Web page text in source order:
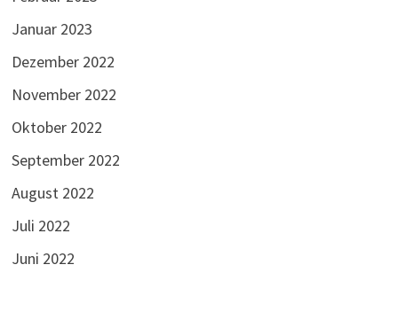
Januar 2023
Dezember 2022
November 2022
Oktober 2022
September 2022
August 2022
Juli 2022
Juni 2022